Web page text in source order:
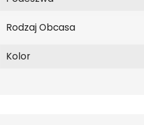
Rodzaj Obcasa
Kolor